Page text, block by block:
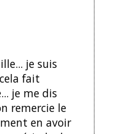
je suis
fait
je me dis
remercie le
en avoir